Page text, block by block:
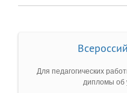
Для педагогических
дипломы об